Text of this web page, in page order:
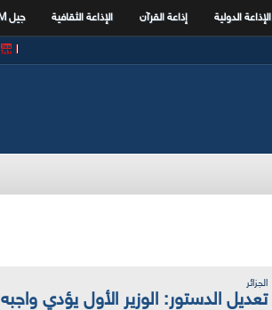
الإذاعة الدولية إذاعة القرآن الإذاعة الثقافية جيل FM
الجزائر
تعديل الدستور: الوزير الأول يؤدي واجبه